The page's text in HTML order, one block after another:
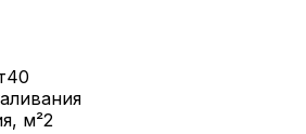
40
м²2